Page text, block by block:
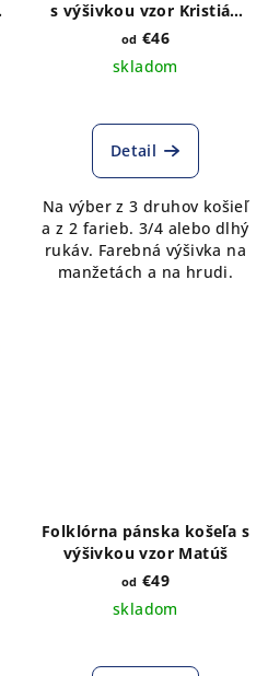
s výšivkou vzor Kristián
na hrudi a manžetách
od €46
skladom
Detail
Na výber z 3 druhov košieľ
a z 2 farieb. 3/4 alebo dlhý
rukáv. Farebná výšivka na
manžetách a na hrudi.
Folklórna pánska košeľa s
výšivkou vzor Matúš
od €49
skladom